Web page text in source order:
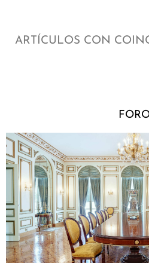
ARTÍCULOS CON